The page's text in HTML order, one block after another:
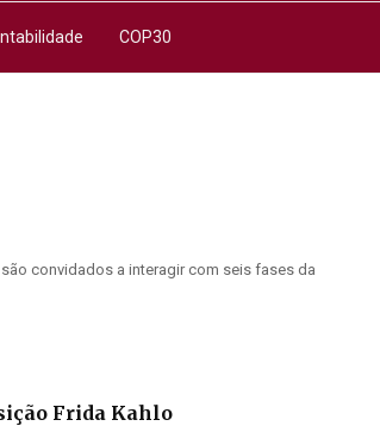
COP30
convidados a interagir com seis fases da
Frida Kahlo